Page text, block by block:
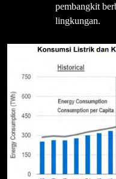
pembangkit
lingkungan.